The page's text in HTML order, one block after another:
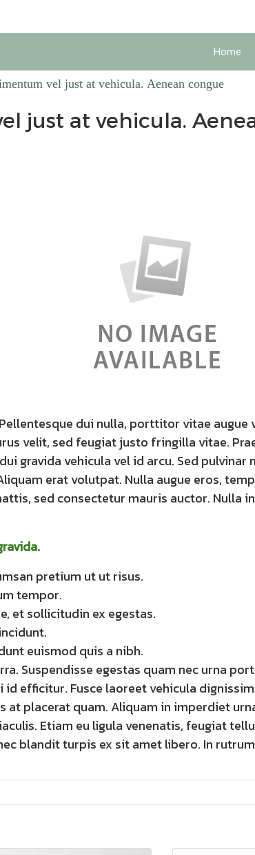
Home
vel just at vehicula. Aenean congue
just at vehicula.
dui nulla, porttitor vitae
velit, sed feugiat justo fringilla vitae.
gravida vehicula vel id arcu. Sed
erat volutpat. Nulla augue eros,
sed consectetur mauris auctor. Nulla
pretium ut ut risus.
tempor.
et sollicitudin ex egestas.
euismod quis a nibh.
Suspendisse egestas quam nec urna
efficitur. Fusce laoreet vehicula
at placerat quam. Aliquam in imperdiet
Etiam eu ligula venenatis, feugiat
blandit turpis ex sit amet libero. In